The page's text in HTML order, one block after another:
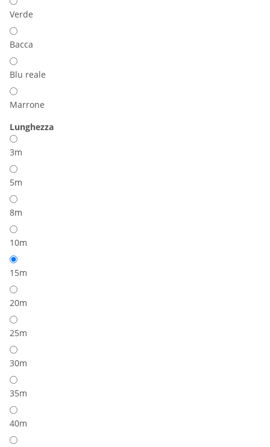
Verde
Bacca
Blu reale
Marrone
Lunghezza
3m
5m
8m
10m
15m
20m
25m
30m
35m
40m